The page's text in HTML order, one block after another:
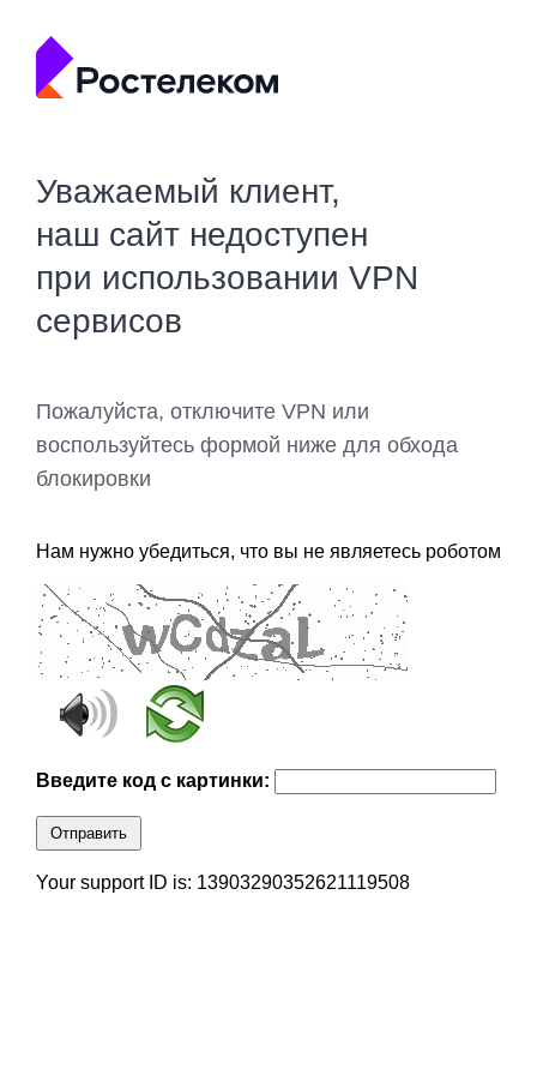
Уважаемый клиент,
наш сайт недоступен
при использовании VPN
сервисов
Пожалуйста, отключите VPN или
воспользуйтесь формой ниже для обхода
блокировки
Нам нужно убедиться, что вы не являетесь роботом
Введите код с картинки:
Отправить
Your support ID is: 13903290352621119508